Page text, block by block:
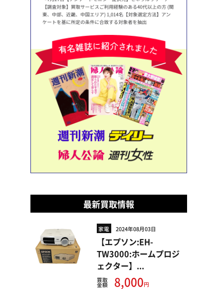
最新買取情報
家電 2024年08月03日
【エプソン:EH-
TW3000:ホームプロジ
ェクター】...
買取
金額 8,000円